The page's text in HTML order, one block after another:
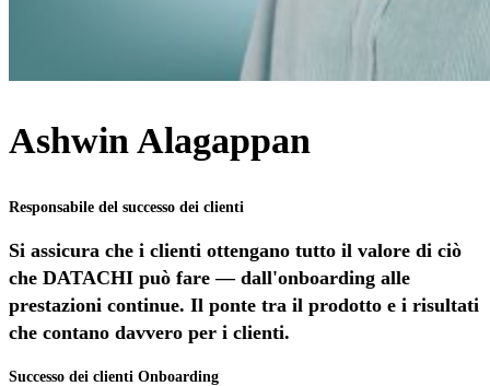
Ashwin Alagappan
Responsabile del successo dei clienti
Si assicura che i clienti ottengano tutto il valore di ciò
che DATACHI può fare — dall'onboarding alle
prestazioni continue. Il ponte tra il prodotto e i risultati
che contano davvero per i clienti.
Successo dei clienti Onboarding